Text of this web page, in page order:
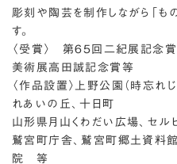
彫刻や陶芸を制作しながら「も
す。
〈受賞〉 第65回二紀展記念
美術展高田誠記念賞等
〈作品設置〉上野公園（時忘
れあいの丘、十日町
山形県月山くわだい広場、セル
鷲宮町庁舎、鷲宮町郷土資料
院 等